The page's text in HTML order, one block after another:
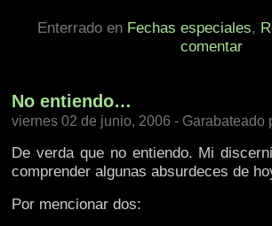
Enterrado en Fechas especiales,
comentar
No entiendo…
viernes 02 de junio, 2006 - Garabateado
De verda que no entiendo. Mi
comprender algunas absurdeces de
Por mencionar dos: